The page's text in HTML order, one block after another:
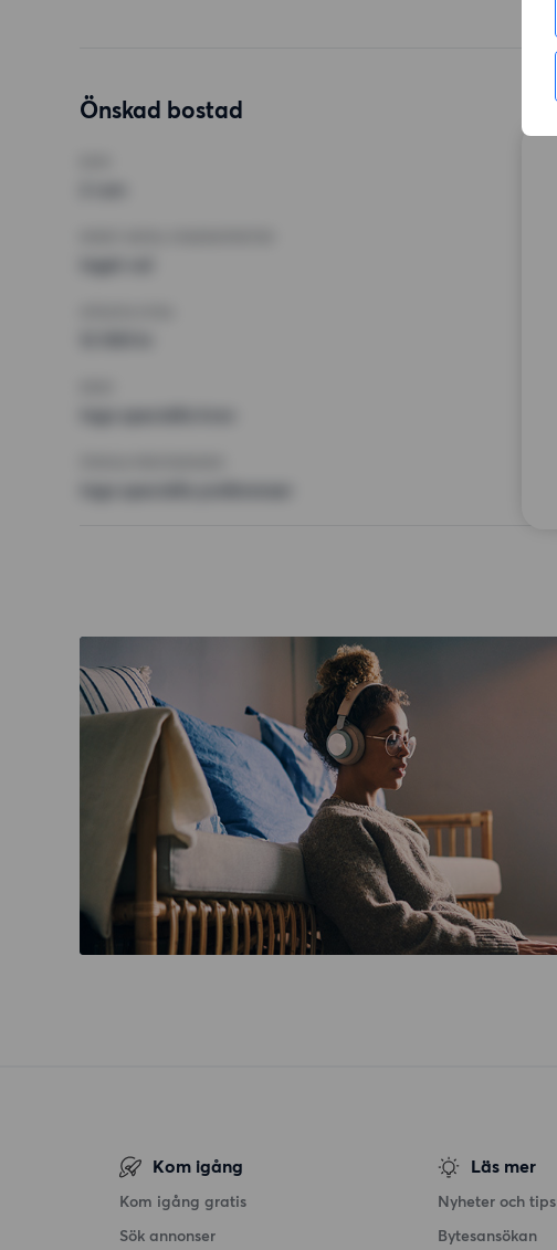
Önskad bostad
Kom igång
Kom igång gratis
Sök annonser
Läs mer
Nyheter och tips
Bytesansökan